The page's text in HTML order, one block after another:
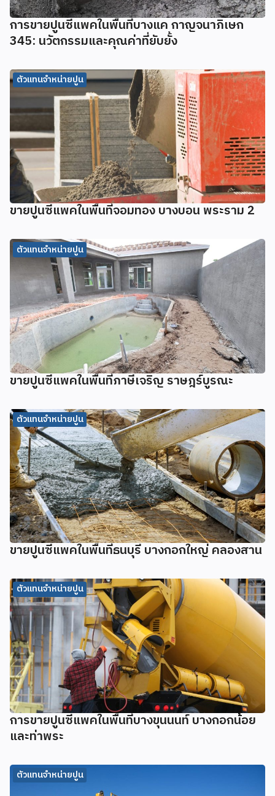
การขายปูนซีแพคในพื้นที่บางแค กาญจนาภิเษก
345: นวัตกรรมและคุณค่าที่ยับยั้ง
ตัวแทนจำหน่ายปูน
ขายปูนซีแพคในพื้นที่จอมทอง บางบอน พระราม 2
ตัวแทนจำหน่ายปูน
ขายปูนซีแพคในพื้นที่ภาษีเจริญ ราษฎร์บูรณะ
ตัวแทนจำหน่ายปูน
ขายปูนซีแพคในพื้นที่ธนบุรี บางกอกใหญ่ คลองสาน
ตัวแทนจำหน่ายปูน
การขายปูนซีแพคในพื้นที่บางขุนนนท์ บางกอกน้อย
และท่าพระ
ตัวแทนจำหน่ายปูน